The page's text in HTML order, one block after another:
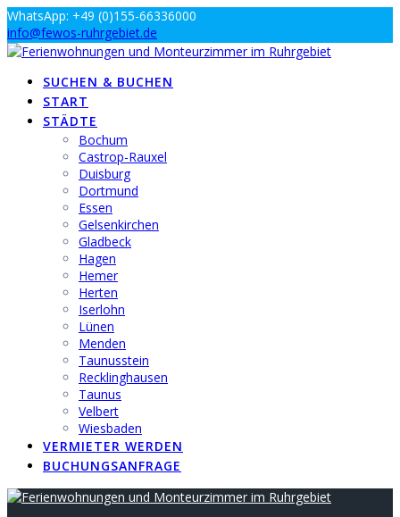
Zum
Inhalt
springen
WhatsApp: +49 (0)155-66336000
info@fewos-ruhrgebiet.de
SUCHEN & BUCHEN
START
STÄDTE
Bochum
Castrop-Rauxel
Duisburg
Dortmund
Essen
Gelsenkirchen
Gladbeck
Hagen
Hemer
Herten
Iserlohn
Lünen
Menden
Taunusstein
Recklinghausen
Taunus
Velbert
Wiesbaden
VERMIETER WERDEN
BUCHUNGSANFRAGE